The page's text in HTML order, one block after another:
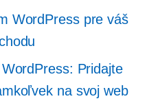
WordPress pre váš
Pridajte
na svoj web